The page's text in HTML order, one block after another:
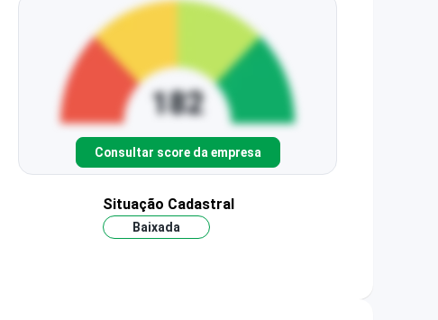
Consultar score da empresa
Situação Cadastral
Baixada